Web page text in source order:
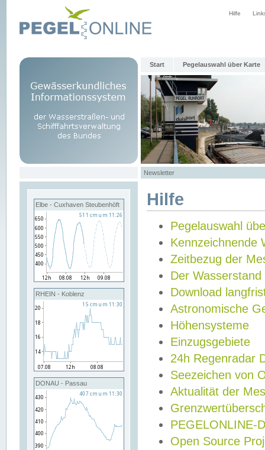
Hilfe
Start Pegelauswahl über Karte
Newsletter
Elbe - Cuxhaven Steubenhöft
RHEIN - Koblenz
DONAU - Passau
Hilfe
Pegelauswahl
Kennzeichnende
Zeitbezug der
Der Wasserstand
Download
Astronomische
Höhensysteme
Einzugsgebiete
24h Regenradar
Seezeichen von
Aktualität der
PEGELONLINE-
Open Source